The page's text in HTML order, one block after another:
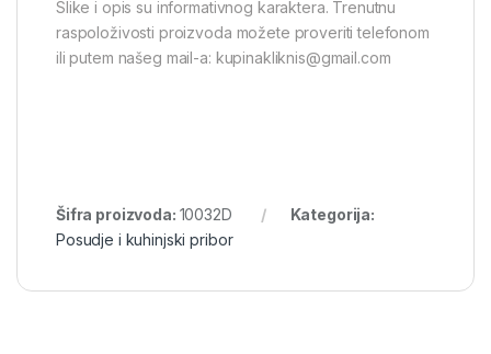
Slike i opis su informativnog karaktera. Trenutnu
raspoloživosti proizvoda možete proveriti telefonom
ili putem našeg mail-a: kupinakliknis@gmail.com
Šifra proizvoda: 10032D
Kategorija:
Posudje i kuhinjski pribor